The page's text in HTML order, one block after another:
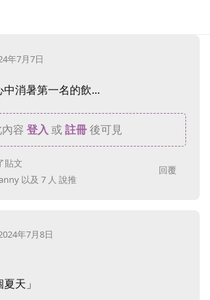
年7月7日
消暑第一名的飲...
容 登入 或註冊後可見
回覆
貼文
以及 7 人 說推
年7月8日
天」